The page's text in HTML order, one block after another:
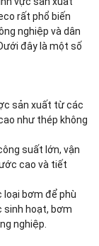
rất phổ biến
nghiệp và dân
đây là một số
sản xuất từ các
như thép không
suất lớn, vận
cao và tiết
loại bơm để phù
sinh hoạt, bơm
nghiệp.